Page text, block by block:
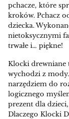
pchacze, które
kroków. Pchacz
dziecka.
nietoksycznymi
trwałe i… piękne!
Klocki drewniane
wychodzi z mody.
narzędziem do
logicznego
prezent dla
Dlaczego Klocki